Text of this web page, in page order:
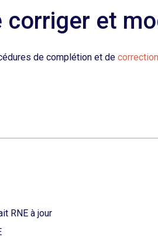
corriger et
de complétion et de
RNE à jour